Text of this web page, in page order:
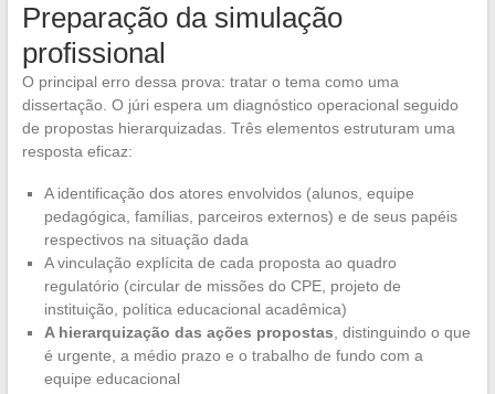
Preparação da simulação
profissional
O principal erro dessa prova: tratar o tema como uma
dissertação. O júri espera um diagnóstico operacional seguido
de propostas hierarquizadas. Três elementos estruturam uma
resposta eficaz:
A identificação dos atores envolvidos (alunos, equipe
pedagógica, famílias, parceiros externos) e de seus papéis
respectivos na situação dada
A vinculação explícita de cada proposta ao quadro
regulatório (circular de missões do CPE, projeto de
instituição, política educacional acadêmica)
A hierarquização das ações propostas, distinguindo o que
é urgente, a médio prazo e o trabalho de fundo com a
equipe educacional